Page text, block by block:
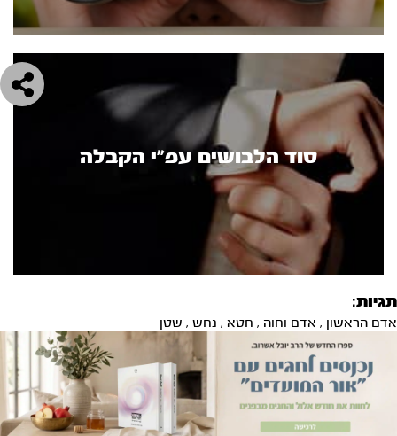
סוד הלבושים עפ"י הקבלה
תגיות:
אדם הראשון , אדם וחוה , חטא , נחש , שטן